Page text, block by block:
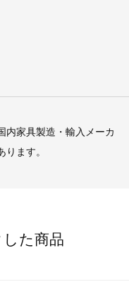
内家具製造・輸入メーカ
ます。
た商品